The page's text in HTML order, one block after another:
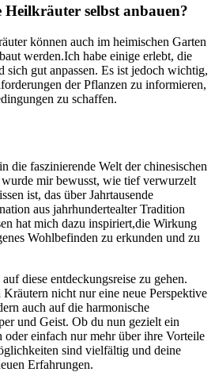
Heilkräuter selbst‍ anbauen?
können auch im​ heimischen Garten
werden.Ich ​habe einige⁣ erlebt,⁤ die
sich‌ gut anpassen.⁢ Es​ ist‌ jedoch ⁣wichtig,
der Pflanzen zu informieren,
zu schaffen.⁢
die ⁤faszinierende Welt der chinesischen
mir bewusst, ‌wie tief verwurzelt
ist, das ⁣über Jahrtausende
aus‌ jahrhundertealter Tradition
hat mich dazu inspiriert,die Wirkung
Wohlbefinden​ zu erkunden und zu
diese entdeckungsreise zu gehen.
nicht ⁢nur eine neue ⁤Perspektive
auch auf die ⁣harmonische
und Geist. Ob du nun gezielt ein
oder einfach nur mehr über ihre⁤ Vorteile
sind vielfältig und deine​
Erfahrungen.